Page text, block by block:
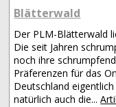
Blätterwald
Der PLM-Blätterwald
Die seit Jahren
noch ihre
Präferenzen für das
Deutschland
natürlich auch die...